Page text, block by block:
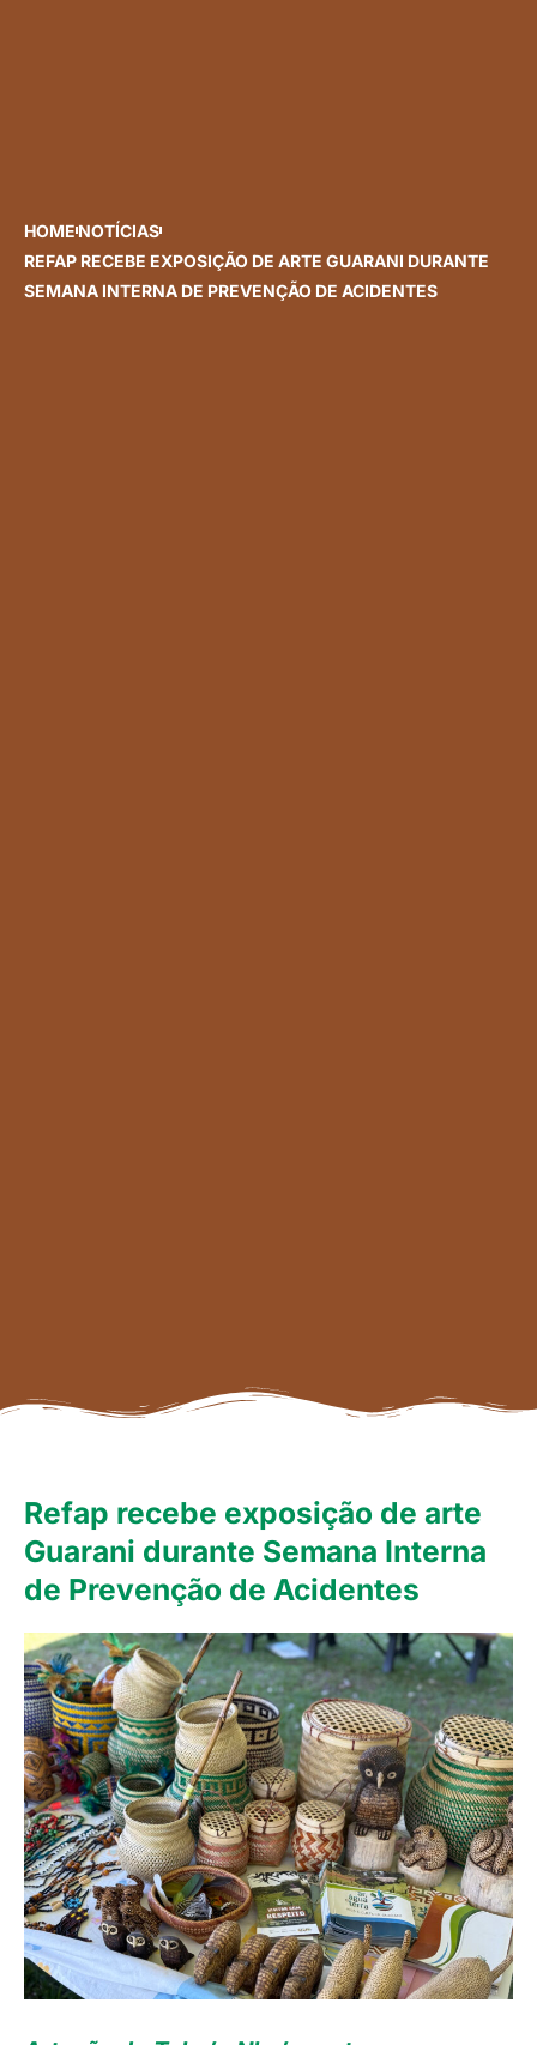
HOME NOTÍCIAS
REFAP RECEBE EXPOSIÇÃO DE ARTE GUARANI DURANTE
SEMANA INTERNA DE PREVENÇÃO DE ACIDENTES
Refap recebe exposição de arte
Guarani durante Semana Interna
de Prevenção de Acidentes